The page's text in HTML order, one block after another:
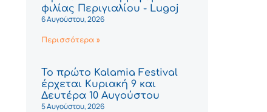
φιλίας Περιγιαλίου - Lugoj
6 Αυγούστου, 2026
Περισσότερα »
Το πρώτο Kalamia Festival
έρχεται Κυριακή 9 και
Δευτέρα 10 Αυγούστου
5 Αυγούστου, 2026